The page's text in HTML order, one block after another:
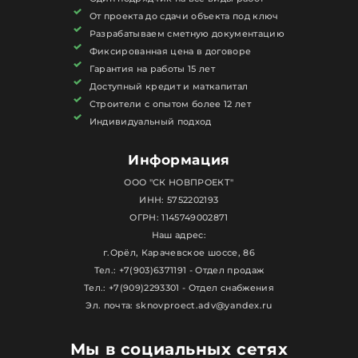
Отдельное направление — проектирование
домов в Орле. Мы осуществляем разработку
архитектурного проекта любой сложности: от
компактных современных домов до просторных
коттеджей премиального уровня. Каждый
проект создаётся индивидуально и отражает
Новпроект также специализируется на
строительстве коттеджей с современными
инженерными решениями, продуманными
планировками и уникальной архитектурой. Мы
выполняем полный цикл работ:
проектирование, строительство, инженерные
системы, фасадные решения, благоустройство
территории и подготовку дома к проживанию.
возможность создать пространство для жизни
Мы в социальных сетях
От проекта до сдачи объекта под ключ
Разрабатываем сметную документацию
Фиксированная цена в договоре
Гарантия на работы 15 лет
Доступный кредит и маткапитал
Строители с опытом более 12 лет
Индивидуальный подход
Информация
ООО "СК НОВПРОЕКТ"
ИНН: 5752202193
ОГРН: 1145749002871
Наш адрес:
г.Орёл, Карачевское шоссе, 86
Тел.: +7(903)6371191 - Отдел продаж
Тел.: +7(909)2293301 - Отдел снабжения
Эл. почта: sknovproect.adv@yandex.ru